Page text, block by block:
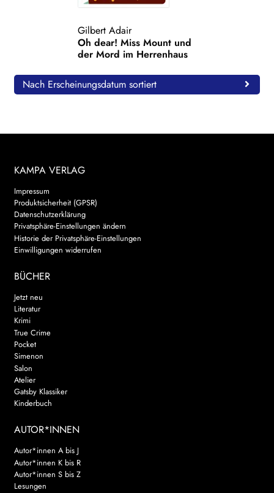
Gilbert Adair
Oh dear! Miss Mount und
der Mord im Herrenhaus
Nach Erscheinungsdatum sortiert
KAMPA VERLAG
Impressum
Produktsicherheit (GPSR)
Datenschutzerklärung
Privatsphäre-Einstellungen ändern
Historie der Privatsphäre-Einstellungen
Einwilligungen widerrufen
BÜCHER
Jetzt neu
Literatur
Krimi
True Crime
Pocket
Simenon
Salon
Atelier
Gatsby Klassiker
Kinderbuch
AUTOR*INNEN
Autor*innen A bis J
Autor*innen K bis R
Autor*innen S bis Z
Lesungen